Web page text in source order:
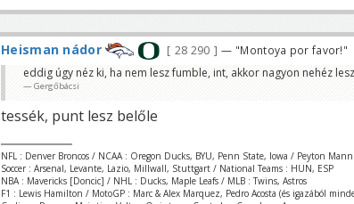
Heisman nádor 28 290 — "Montoya por favor!"
eddig úgy néz ki, ha nem lesz fumble, int, akkor nagyon nehéz
Gergőbácsi
tessék, punt lesz belőle
NFL : Denver Broncos / NCAA : Oregon Ducks, BYU, Penn State, Iowa / Peyton
Soccer : Arsenal, Levante, Lazio, Millwall, Stuttgart / National Teams : HUN, ESP
NBA : Mavericks [Doncic] / NHL : Ducks, Maple Leafs / MLB : Twins, Astros
F1 : Lewis Hamilton / MotoGP : Marc & Alex Marquez, Pedro Acosta (és igazából